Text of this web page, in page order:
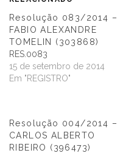
Resolução 083/2014 –
FABIO ALEXANDRE
TOMELIN (303868)
RES.0083
15 de setembro de 2014
Em "REGISTRO"
Resolução 004/2014 –
CARLOS ALBERTO
RIBEIRO (396473)